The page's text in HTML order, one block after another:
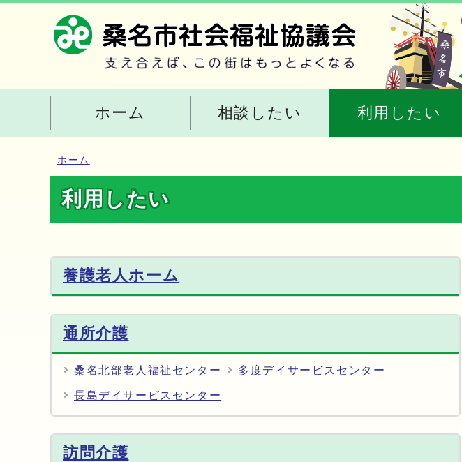
ホーム 相談したい 利用したい
ホーム
利用したい
養護老人ホーム
通所介護
桑名北部老人福祉センター 多度デイサービスセンター
長島デイサービスセンター
訪問介護